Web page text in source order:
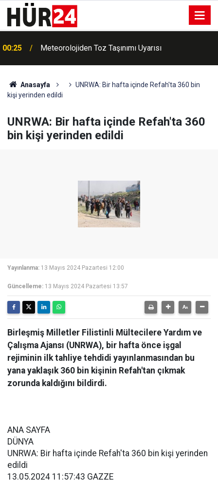
00:25 Meteorolojiden Toz Taşınımı Uyarısı
Anasayfa
UNRWA: Bir hafta içinde Refah'ta 360 bin
kişi yerinden edildi
UNRWA: Bir hafta içinde Refah'ta 360
bin kişi yerinden edildi
Yayınlanma: 13 Mayıs 2024 Pazartesi 12:00
Güncelleme: 13 Mayıs 2024 Pazartesi 13:57
Birleşmiş Milletler Filistinli Mültecilere Yardım ve
Çalışma Ajansı (UNRWA), bir hafta önce işgal
rejiminin ilk tahliye tehdidi yayınlanmasından bu
yana yaklaşık 360 bin kişinin Refah'tan çıkmak
zorunda kaldığını bildirdi.
ANA SAYFA
DÜNYA
UNRWA: Bir hafta içinde Refah'ta 360 bin kişi yerinden
edildi
13.05.2024 11:57:43 GAZZE